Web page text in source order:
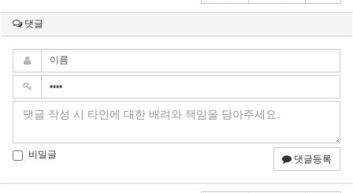
댓글
비밀글 댓글등록